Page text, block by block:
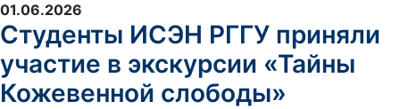
01.06.2026
Студенты ИСЭН РГГУ приняли
участие в экскурсии «Тайны
Кожевенной слободы»